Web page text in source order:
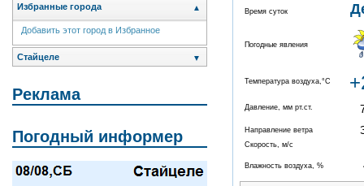
Избранные города ▲
Добавить этот город в Избранное
Стайцеле ▼
Реклама
Погодный информер
Время суток
Погодные явления
Температура воздуха,°C
Давление, мм рт.ст.
Направление ветра
Скорость, м/с
Влажность воздуха, %